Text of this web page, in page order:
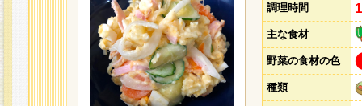
調理時間
主な食材
野菜の食材の色
種類